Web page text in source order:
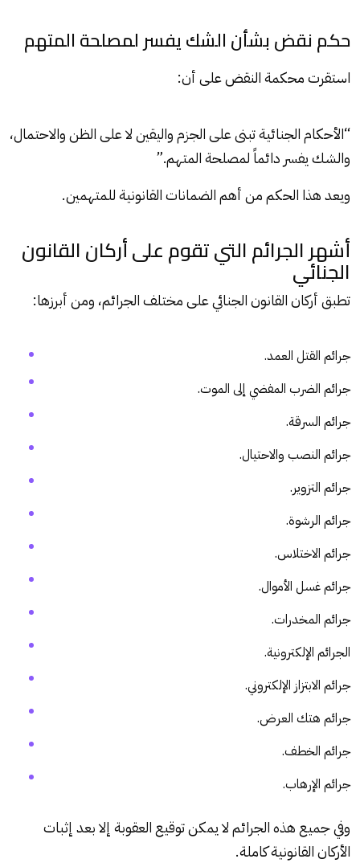
حكم نقض بشأن الشك يفسر لمصلحة المتهم
استقرت محكمة النقض على أن:
“الأحكام الجنائية تبنى على الجزم واليقين لا على الظن والاحتمال،
والشك يفسر دائماً لمصلحة المتهم.”
ويعد هذا الحكم من أهم الضمانات القانونية للمتهمين.
أشهر الجرائم التي تقوم على أركان القانون
الجنائي
تطبق أركان القانون الجنائي على مختلف الجرائم، ومن أبرزها:
جرائم القتل العمد.
جرائم الضرب المفضي إلى الموت.
جرائم السرقة.
جرائم النصب والاحتيال.
جرائم التزوير.
جرائم الرشوة.
جرائم الاختلاس.
جرائم غسل الأموال.
جرائم المخدرات.
الجرائم الإلكترونية.
جرائم الابتزاز الإلكتروني.
جرائم هتك العرض.
جرائم الخطف.
جرائم الإرهاب.
وفي جميع هذه الجرائم لا يمكن توقيع العقوبة إلا بعد إثبات
الأركان القانونية كاملة.